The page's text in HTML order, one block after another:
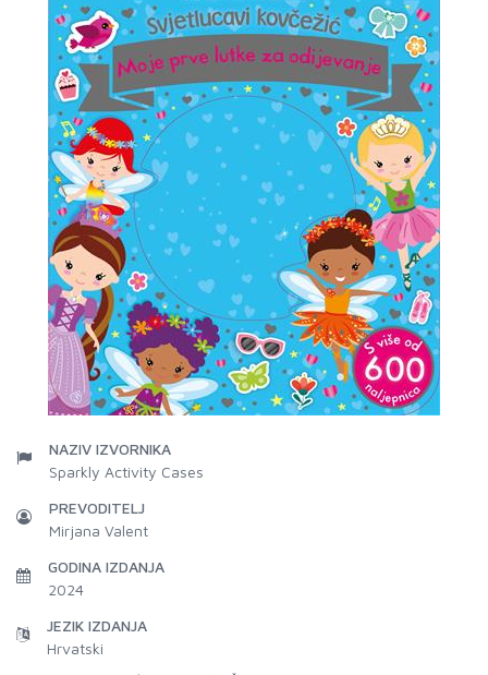
NAZIV IZVORNIKA
Sparkly Activity Cases
PREVODITELJ
Mirjana Valent
GODINA IZDANJA
2024
JEZIK IZDANJA
Hrvatski